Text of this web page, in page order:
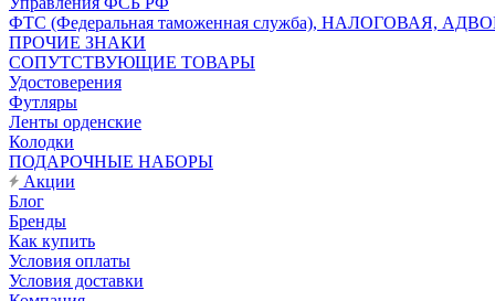
ФТС (Федеральная таможенная служба), НАЛОГОВАЯ,
ПРОЧИЕ ЗНАКИ
СОПУТСТВУЮЩИЕ ТОВАРЫ
Удостоверения
Футляры
Ленты орденские
Колодки
ПОДАРОЧНЫЕ НАБОРЫ
Акции
Блог
Бренды
Как купить
Условия оплаты
Условия доставки